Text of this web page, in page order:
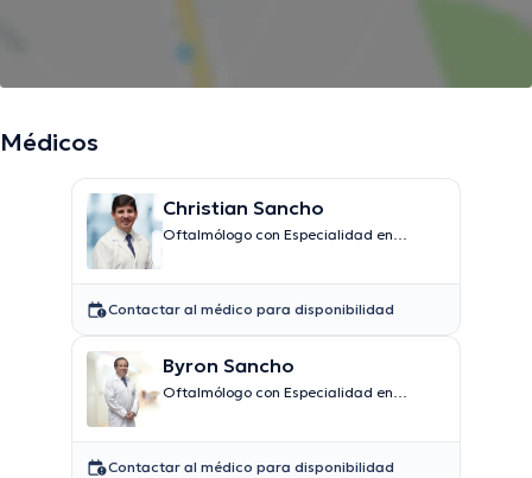
Médicos
Christian Sancho
Oftalmólogo con Especialidad en
Contactar al médico para disponibilidad
Byron Sancho
Oftalmólogo con Especialidad en
Contactar al médico para disponibilidad